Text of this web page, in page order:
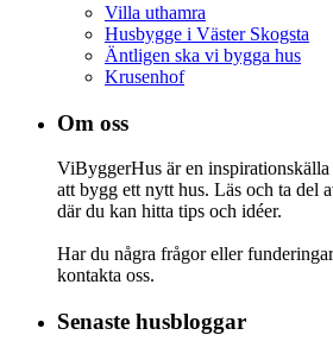
Villa uthamra
Husbygge i Väster Skogsta
Äntligen ska vi bygga hus
Krusenhof
Om oss
ViByggerHus är en
att bygg ett nytt hus. Läs och ta del
där du kan hitta tips och idéer.
Har du några frågor eller
kontakta oss.
Senaste husbloggar